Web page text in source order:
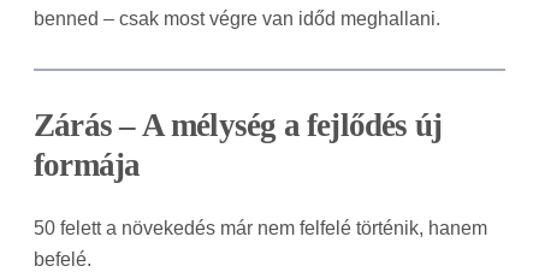
benned – csak most végre van időd meghallani.
Zárás – A mélység a fejlődés új
formája
50 felett a növekedés már nem felfelé történik, hanem
befelé.